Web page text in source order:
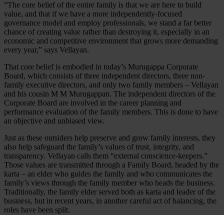
“The core belief of the entire family is that we are here to build
value, and that if we have a more independently-focused
governance model and employ professionals, we stand a far better
chance of creating value rather than destroying it, especially in an
economic and competitive environment that grows more demanding
every year,” says Vellayan.
That core belief is embodied in today’s Murugappa Corporate
Board, which consists of three independent directors, three non-
family executive directors, and only two family members – Vellayan
and his cousin M M Murugappan. The independent directors of the
Corporate Board are involved in the career planning and
performance evaluation of the family members. This is done to have
an objective and unbiased view.
Just as these outsiders help preserve and grow family interests, they
also help safeguard the family’s values of trust, integrity, and
transparency. Vellayan calls them “external conscience-keepers.”
Those values are transmitted through a Family Board, headed by the
karta – an elder who guides the family and who communicates the
family’s views through the family member who heads the business.
Traditionally, the family elder served both as karta and leader of the
business, but in recent years, in another careful act of balancing, the
roles have been split.